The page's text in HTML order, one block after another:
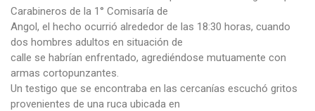
Carabineros de la 1° Comisaría de
Angol, el hecho ocurrió alrededor de las 18:30 horas, cuando
dos hombres adultos en situación de
calle se habrían enfrentado, agrediéndose mutuamente con
armas cortopunzantes.
Un testigo que se encontraba en las cercanías escuchó gritos
provenientes de una ruca ubicada en